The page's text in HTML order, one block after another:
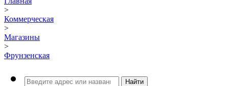
>
Коммерческая
>
Магазины
>
Фрунзенская